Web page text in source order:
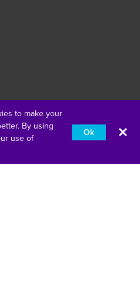
to make your
By using
use of
Ok